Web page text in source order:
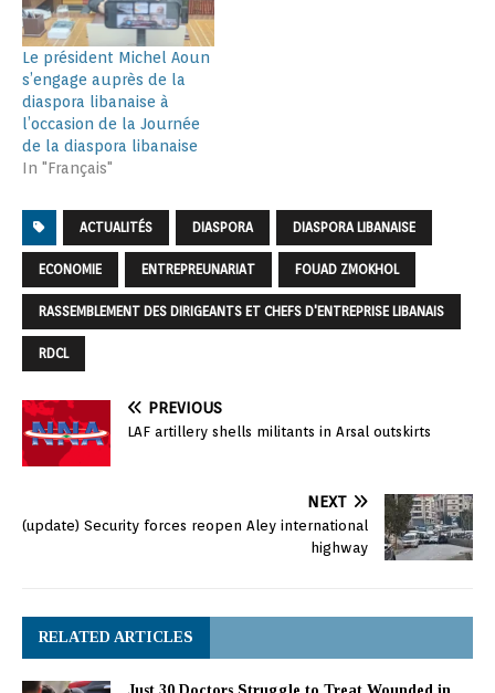
Le président Michel Aoun
s’engage auprès de la
diaspora libanaise à
l’occasion de la Journée
de la diaspora libanaise
In "Français"
ACTUALITÉS DIASPORA DIASPORA LIBANAISE
ECONOMIE ENTREPREUNARIAT FOUAD ZMOKHOL
RASSEMBLEMENT DES DIRIGEANTS ET CHEFS D'ENTREPRISE LIBANAIS
RDCL
PREVIOUS
LAF artillery shells militants in Arsal outskirts
NEXT
(update) Security forces reopen Aley international
highway
RELATED ARTICLES